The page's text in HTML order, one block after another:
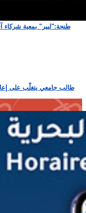
طنجة:"ليير" بمعية
طالب جامعي يتغلّب على